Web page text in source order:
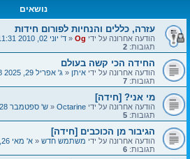
נושאים
עזרה, כללים והנחיות לפורום חידות
הודעה אחרונה על ידי Og
«ד' יוני 02, 2010 11:31 pm
תגובות: 2
החידה הכי קשה בעולם
הודעה אחרונה על ידי איתן«ג' אפריל 29, 2025 8:18 pm
תגובות: 7
מי אני? [חידה]
הודעה אחרונה על ידי Octarine
«ש' ספטמבר 28, 2024 10:33 pm
תגובות: 5
הגיבור מן הכוכבים [חידה]
הודעה אחרונה על ידי משתמש חדש«א' מאי 26, 2024 4:46 pm
תגובות: 6